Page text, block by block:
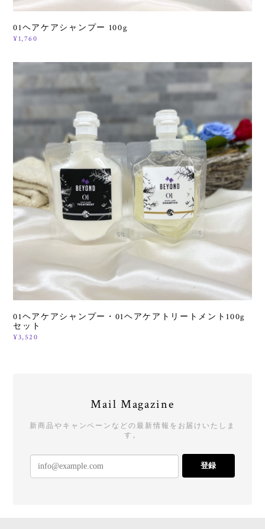
01ヘアケアシャンプー 100g
¥1,760
01ヘアケアシャンプー・01ヘアケアトリートメント100g
セット
¥3,520
Mail Magazine
新商品やキャンペーンなどの最新情報をお届けいたしま
す。
登録